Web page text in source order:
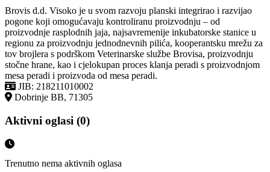
Brovis d.d. Visoko je u svom razvoju planski integrirao i razvijao
pogone koji omogućavaju kontroliranu proizvodnju – od
proizvodnje rasplodnih jaja, najsavremenije inkubatorske stanice u
regionu za proizvodnju jednodnevnih pilića, kooperantsku mrežu za
tov brojlera s podrškom Veterinarske službe Brovisa, proizvodnju
stočne hrane, kao i cjelokupan proces klanja peradi s proizvodnjom
mesa peradi i proizvoda od mesa peradi.
JIB: 218211010002
Dobrinje BB, 71305
Aktivni oglasi (0)
Trenutno nema aktivnih oglasa